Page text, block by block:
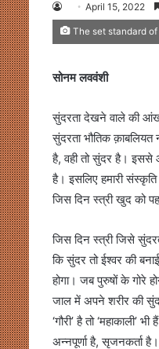
April 15, 2022
The set standard
सोनम लववंशी
सुंदरता देखने वाले की
सुंदरता भौतिक क़ाबलियत
है, वही तो सुंदर है। इससे
है। इसलिए हमारी
जिस दिन स्त्री खुद को
जिस दिन स्त्री जिसे
कि सुंदर तो ईश्वर की
होगा। जब पुरुषों के गोरे
जाल में अपने शरीर की
‘गौरी’ है तो
अन्नपूर्णा है, सृजनकर्ता